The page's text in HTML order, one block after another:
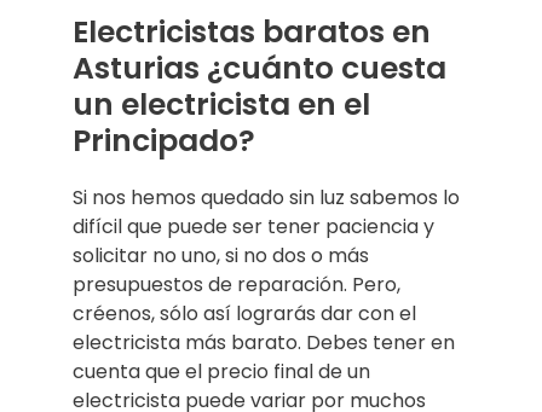
Electricistas baratos en
Asturias ¿cuánto cuesta
un electricista en el
Principado?
Si nos hemos quedado sin luz sabemos lo
difícil que puede ser tener paciencia y
solicitar no uno, si no dos o más
presupuestos de reparación. Pero,
créenos, sólo así lograrás dar con el
electricista más barato. Debes tener en
cuenta que el precio final de un
electricista puede variar por muchos